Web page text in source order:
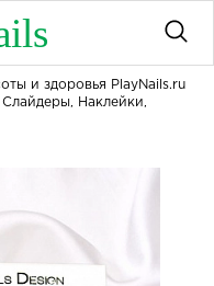
и здоровья PlayNails.ru
Слайдеры, Наклейки,